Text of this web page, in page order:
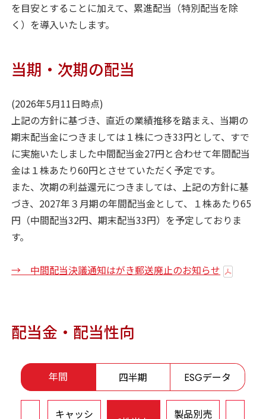
を目安とすることに加えて、累進配当（特別配当を除
く）を導入いたします。
当期・次期の配当
(2026年5月11日時点)
上記の方針に基づき、直近の業績推移を踏まえ、当期の
期末配当金につきましては１株につき33円として、すで
に実施いたしました中間配当金27円と合わせて年間配当
金は１株あたり60円とさせていただく予定です。
また、次期の利益還元につきましては、上記の方針に基
づき、2027年３月期の年間配当金として、１株あたり65
円（中間配当32円、期末配当33円）を予定しておりま
す。
→ 中間配当決議通知はがき郵送廃止のお知らせ
配当金・配当性向